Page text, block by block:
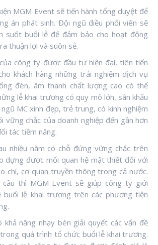
MGM Event sẽ tiến hành tổng duyệt để
án phát sinh. Đội ngũ điều phối viên sẽ
suốt buổi lễ để đảm bảo cho hoạt động
thuận lợi và suôn sẻ.
công ty được đầu tư hiện đại, tiên tiến
khách hàng những trải nghiệm dịch vụ
đèn, âm thanh chất lượng cao có thể
lễ khai trương có quy mô lớn, sân khấu
MC xinh đẹp, trẻ trung, có kinh nghiệm
vững chắc của doanh nghiệp đến gần hơn
tác tiềm năng.
nhiều năm có chỗ đứng vững chắc trên
dựng được mối quan hệ mật thiết đối với
chí, cơ quan truyền thông trong cả nước.
cầu thì MGM Event sẽ giúp công ty giới
buổi lễ khai trương trên các phương tiện
khả năng nhạy bén giải quyết các vấn đề
quá trình tổ chức buổi lễ khai trương.